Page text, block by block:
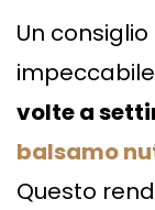
Un
volte a
balsamo
Questo